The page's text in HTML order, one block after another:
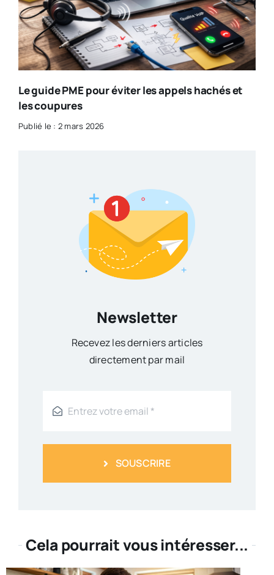
Le guide PME pour éviter les appels hachés et
les coupures
Publié le : 2 mars 2026
Newsletter
Recevez les derniers articles
directement par mail
SOUSCRIRE
Cela pourrait vous intéresser...